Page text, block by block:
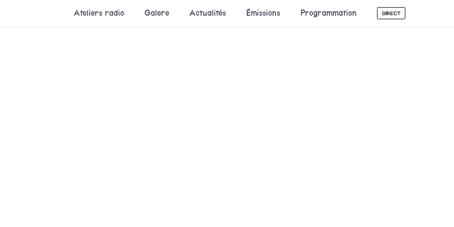
Ateliers radio Galere Actualités Émissions Programmation DIRECT